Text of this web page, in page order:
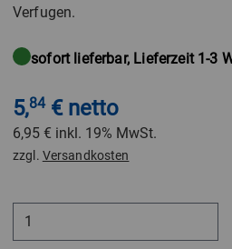
Verfugen.
sofort lieferbar, Lieferzeit 1-3
5,84€ netto
6,95 € inkl. 19% MwSt.
zzgl. Versandkosten